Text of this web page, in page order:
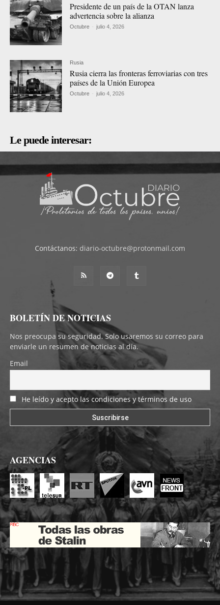
Presidente de un país de la OTAN lanza
advertencia sobre la alianza
Octubre - julio 4, 2026
Rusia
Rusia cierra las fronteras ferroviarias con tres
países de la Unión Europea
Octubre - julio 4, 2026
Le puede interesar:
Contáctanos: diario-octubre@protonmail.com
BOLETÍN DE NOTICIAS
Nos preocupa su seguridad. Solo usaremos su correo para
enviarle un resumen de noticias al día.
Email
He leído y acepto las condiciones y términos de uso
AGENCIAS